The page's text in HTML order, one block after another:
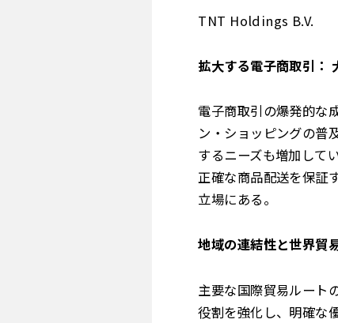
TNT Holdings B.V.
拡大する電子商取引：
電子商取引の爆発的な
ン・ショッピングの普
するニーズも増加して
正確な商品配送を保証
立場にある。
地域の連結性と世界貿
主要な国際貿易ルート
役割を強化し、明確な